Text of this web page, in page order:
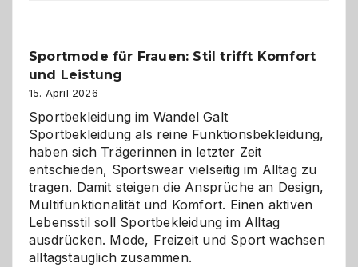
gegen
Chaos
Sportmode für Frauen: Stil trifft Komfort
und Leistung
15. April 2026
Sportbekleidung im Wandel Galt
Sportbekleidung als reine Funktionsbekleidung,
haben sich Trägerinnen in letzter Zeit
entschieden, Sportswear vielseitig im Alltag zu
tragen. Damit steigen die Ansprüche an Design,
Multifunktionalität und Komfort. Einen aktiven
Lebensstil soll Sportbekleidung im Alltag
ausdrücken. Mode, Freizeit und Sport wachsen
alltagstauglich zusammen.